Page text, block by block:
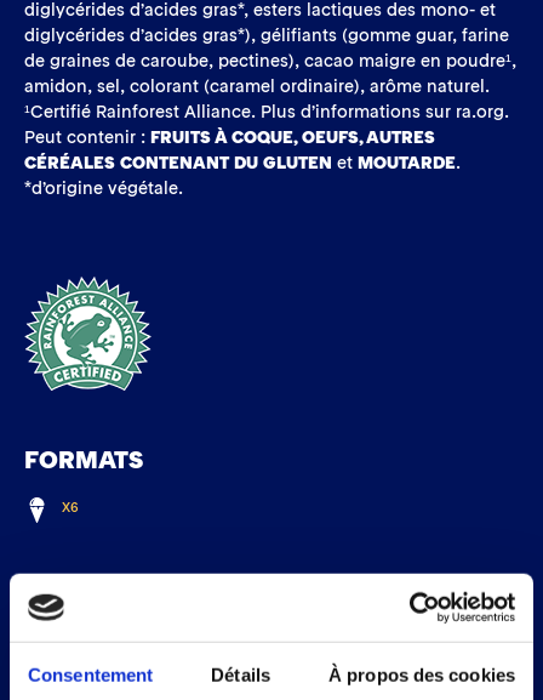
Consentement Détails À propos des cookies
diglycérides d’acides gras*, esters lactiques des mono- et
diglycérides d’acides gras*), gélifiants (gomme guar, farine
de graines de caroube, pectines), cacao maigre en poudre¹,
amidon, sel, colorant (caramel ordinaire), arôme naturel.
¹Certifié Rainforest Alliance. Plus d’informations sur ra.org.
Peut contenir : FRUITS À COQUE, OEUFS, AUTRES
CÉRÉALES CONTENANT DU GLUTEN et MOUTARDE.
*d’origine végétale.
FORMATS
X6
INFORMATIONS NUTRITIONNELLES
Par portion
% apports